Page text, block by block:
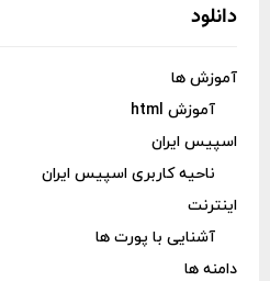
دانلود
آموزش ها
آموزش html
اسپیس ایران
ناحیه کاربری اسپیس ایران
اینترنت
آشنایی با پورت ها
دامنه ها